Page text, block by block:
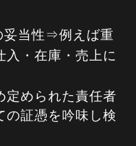
当性⇒例えば重
入・在庫・売 上に
められた責任者
の証憑を吟味し検